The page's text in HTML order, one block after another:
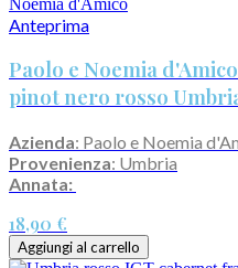
Anteprima
Paolo e Noemia
pinot nero rosso
Azienda: Paolo e Noemia
Provenienza: Umbria
Annata:
18,90 €
Aggiungi al carrello